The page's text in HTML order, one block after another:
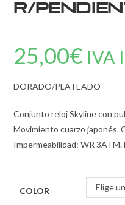
r/
25,00€ IVA
DORADO/PLATEADO
Conjunto reloj Skyline con
Movimiento cuarzo japonés.
Impermeabilidad: WR 3ATM.
COLOR Elige